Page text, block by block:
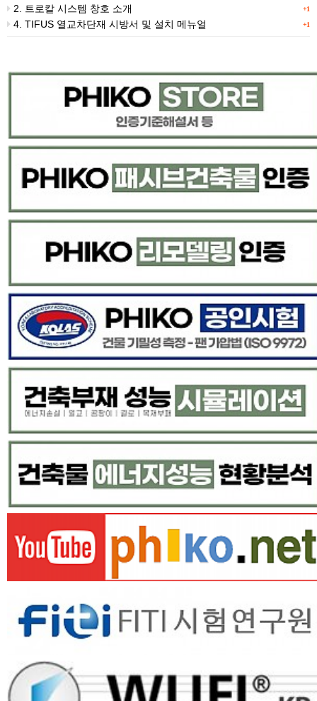
+1
2. 트로칼 시스템 창호 소개
+1
4. TIFUS 열교차단재 시방서 및 설치 메뉴얼